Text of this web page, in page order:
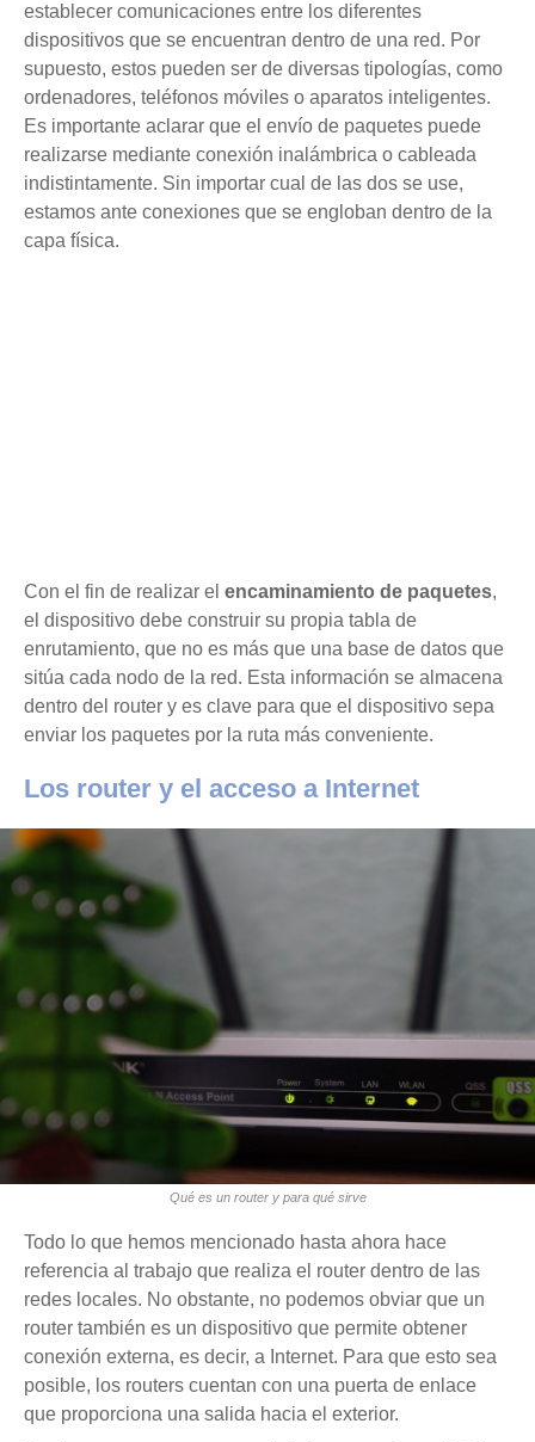
establecer comunicaciones entre los diferentes
dispositivos que se encuentran dentro de una red. Por
supuesto, estos pueden ser de diversas tipologías, como
ordenadores, teléfonos móviles o aparatos inteligentes.
Es importante aclarar que el envío de paquetes puede
realizarse mediante conexión inalámbrica o cableada
indistintamente. Sin importar cual de las dos se use,
estamos ante conexiones que se engloban dentro de la
capa física.
Con el fin de realizar el encaminamiento de paquetes,
el dispositivo debe construir su propia tabla de
enrutamiento, que no es más que una base de datos que
sitúa cada nodo de la red. Esta información se almacena
dentro del router y es clave para que el dispositivo sepa
enviar los paquetes por la ruta más conveniente.
Los router y el acceso a Internet
Qué es un router y para qué sirve
Todo lo que hemos mencionado hasta ahora hace
referencia al trabajo que realiza el router dentro de las
redes locales. No obstante, no podemos obviar que un
router también es un dispositivo que permite obtener
conexión externa, es decir, a Internet. Para que esto sea
posible, los routers cuentan con una puerta de enlace
que proporciona una salida hacia el exterior.